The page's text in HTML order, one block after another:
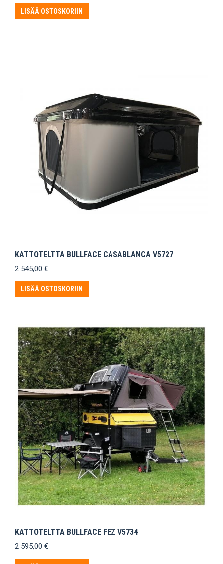
LISÄÄ OSTOSKORIIN
KATTOTELTTA BULLFACE CASABLANCA V5727
2 545,00 €
LISÄÄ OSTOSKORIIN
KATTOTELTTA BULLFACE FEZ V5734
2 595,00 €